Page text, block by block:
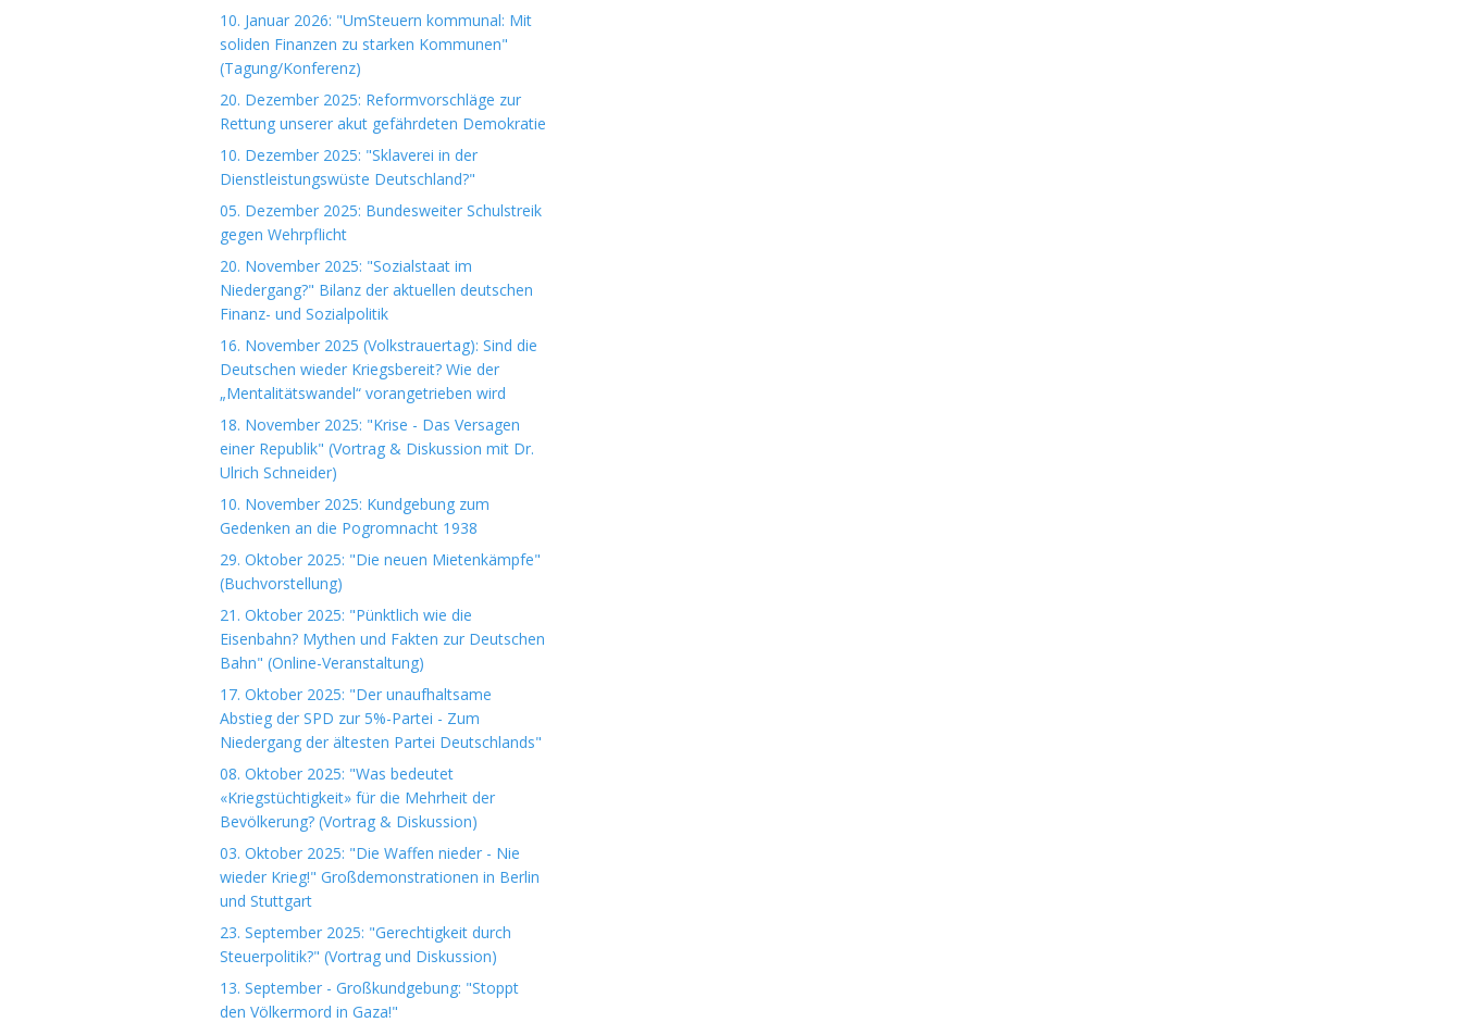
10. Januar 2026: "UmSteuern kommunal: Mit
soliden Finanzen zu starken Kommunen"
(Tagung/Konferenz)
20. Dezember 2025: Reformvorschläge zur
Rettung unserer akut gefährdeten Demokratie
10. Dezember 2025: "Sklaverei in der
Dienstleistungswüste Deutschland?"
05. Dezember 2025: Bundesweiter Schulstreik
gegen Wehrpflicht
20. November 2025: "Sozialstaat im
Niedergang?" Bilanz der aktuellen deutschen
Finanz- und Sozialpolitik
16. November 2025 (Volkstrauertag): Sind die
Deutschen wieder Kriegsbereit? Wie der
„Mentalitätswandel“ vorangetrieben wird
18. November 2025: "Krise - Das Versagen
einer Republik" (Vortrag & Diskussion mit Dr.
Ulrich Schneider)
10. November 2025: Kundgebung zum
Gedenken an die Pogromnacht 1938
29. Oktober 2025: "Die neuen Mietenkämpfe"
(Buchvorstellung)
21. Oktober 2025: "Pünktlich wie die
Eisenbahn? Mythen und Fakten zur Deutschen
Bahn" (Online-Veranstaltung)
17. Oktober 2025: "Der unaufhaltsame
Abstieg der SPD zur 5%-Partei - Zum
Niedergang der ältesten Partei Deutschlands"
08. Oktober 2025: "Was bedeutet
«Kriegstüchtigkeit» für die Mehrheit der
Bevölkerung? (Vortrag & Diskussion)
03. Oktober 2025: "Die Waffen nieder - Nie
wieder Krieg!" Großdemonstrationen in Berlin
und Stuttgart
23. September 2025: "Gerechtigkeit durch
Steuerpolitik?" (Vortrag und Diskussion)
13. September - Großkundgebung: "Stoppt
den Völkermord in Gaza!"